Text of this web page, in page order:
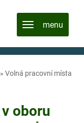
» Volná pracovní místa
oboru